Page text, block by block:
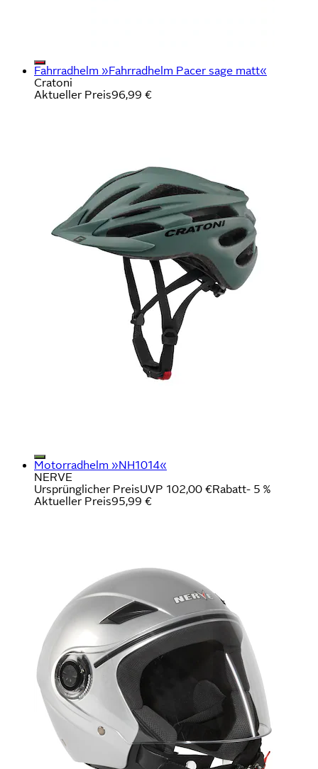
Fahrradhelm »Fahrradhelm Pacer sage matt«
Cratoni
Aktueller Preis96,99 €
Motorradhelm »NH1014«
NERVE
Ursprünglicher PreisUVP 102,00 €Rabatt- 5 %
Aktueller Preis95,99 €